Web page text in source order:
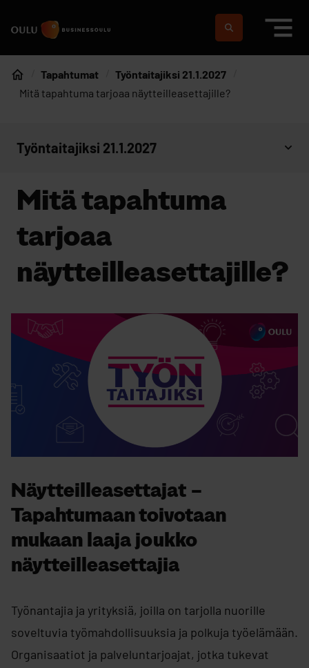
Etusivulle
Suomeksi
In english
Etusivu
Tapahtumat
Työntaitajiksi 21.1.2027
Mitä tapahtuma tarjoaa näytteilleasettajille?
Avaa sivujen valikko
Työntaitajiksi 21.1.2027
Mitä tapahtuma
tarjoaa
näytteilleasettajille?
Näytteilleasettajat –
Tapahtumaan toivotaan
mukaan laaja joukko
näytteilleasettajia
Työnantajia ja yrityksiä, joilla on tarjolla nuorille
soveltuvia työmahdollisuuksia ja polkuja työelämään.
Organisaatiot ja palveluntarjoajat, jotka tukevat